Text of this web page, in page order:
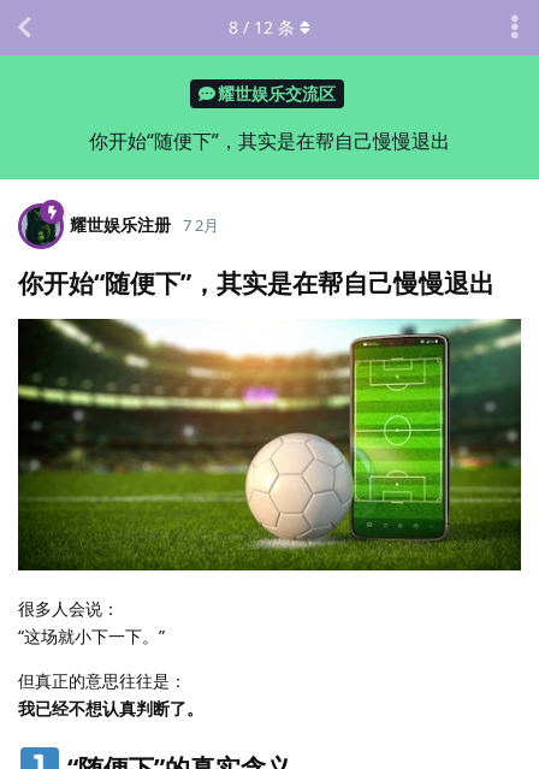
耀世娱乐交流区
你开始“随便下”，其实是在帮自己慢慢退出
8 / 12 条
耀世娱乐注册 7 2月
你开始“随便下”，其实是在帮自己慢慢退出
很多人会说：
“这场就小下一下。”
但真正的意思往往是：
我已经不想认真判断了。